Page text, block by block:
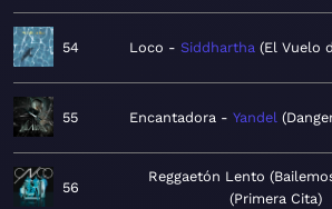
54 Loco Siddhartha El Vuelo
55 Encantadora Yandel
56
Reggaetón Lento
Primera Cita